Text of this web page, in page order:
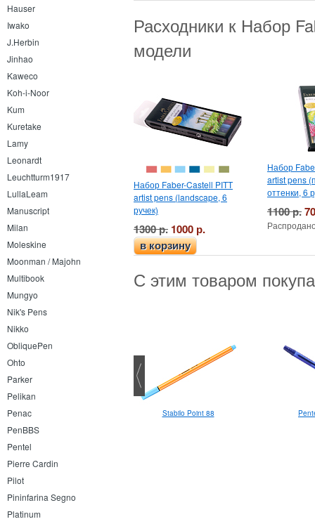
Hauser
Iwako
J.Herbin
Jinhao
Kaweco
Koh-i-Noor
Kum
Kuretake
Lamy
Leonardt
Leuchtturm1917
LullaLeam
Manuscript
Milan
Moleskine
Moonman / Majohn
Multibook
Mungyo
Nik's Pens
Nikko
ObliquePen
Ohto
Parker
Pelikan
Penac
PenBBS
Pentel
Pierre Cardin
Pilot
Pininfarina Segno
Platinum
Расходники к Набор
модели
Набор Faber-Castell PITT
artist pens (landscape, 6
ручек)
1300 р. 1000 р.
в корзину
Набор
artist pens
оттенки, 6
1100 р.
С этим товаром
Stabilo Point 88 Stabilo Point 88